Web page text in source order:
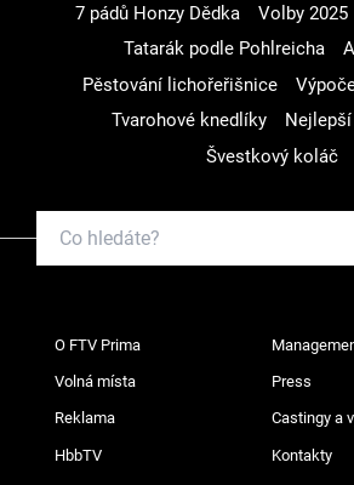
7 pádů Honzy Dědka
Volby 2025
Tatarák podle Pohlreicha
Pěstování lichořeřišnice
Tvarohové knedlíky
Švestkový koláč
O FTV Prima
Volná místa Press
Reklama Castingy a
HbbTV Kontakty